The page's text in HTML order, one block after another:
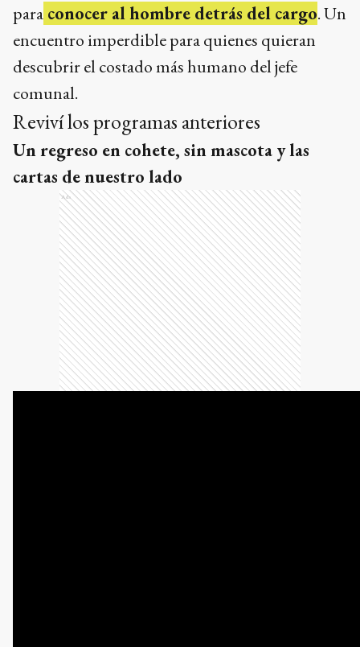
para conocer al hombre detrás del cargo. Un
encuentro imperdible para quienes quieran
descubrir el costado más humano del jefe
comunal.
Reviví los programas anteriores
Un regreso en cohete, sin mascota y las
cartas de nuestro lado
Ads